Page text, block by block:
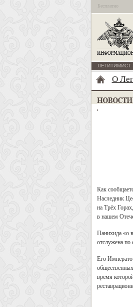
Бесплатно
О
Как
Наследник
на Трёх
в нашем
Панихида «о
отслужена по
Его
время